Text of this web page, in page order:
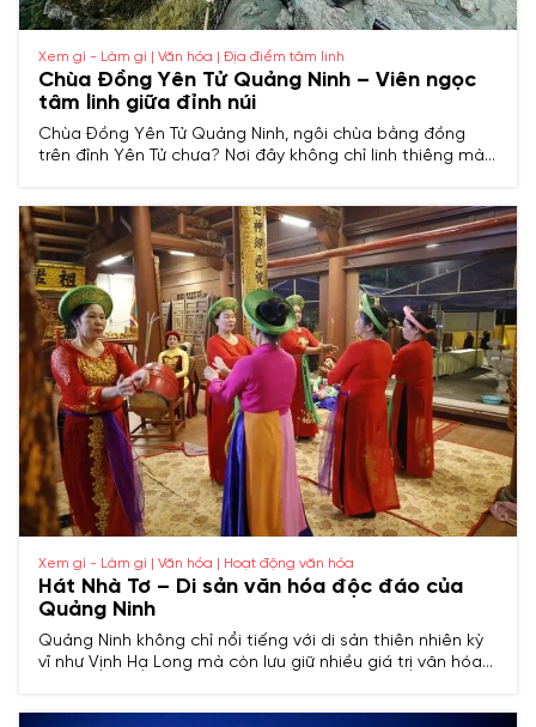
Xem gì - Làm gì | Văn hóa | Địa điểm tâm linh
Chùa Đồng Yên Tử Quảng Ninh – Viên ngọc
tâm linh giữa đỉnh núi
Chùa Đồng Yên Tử Quảng Ninh, ngôi chùa bằng đồng
trên đỉnh Yên Tử chưa? Nơi đây không chỉ linh thiêng mà
Xem gì - Làm gì | Văn hóa | Hoạt động văn hóa
Hát Nhà Tơ – Di sản văn hóa độc đáo của
Quảng Ninh
Quảng Ninh không chỉ nổi tiếng với di sản thiên nhiên kỳ
vĩ như Vịnh Hạ Long mà còn lưu giữ nhiều giá trị văn hóa